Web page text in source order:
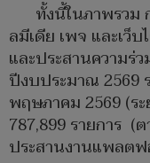
ทั้งนี้ในภาพรวม
ลมีเดีย เพจ และเว็
และประสานความ
ปีงบประมาณ 2569
พฤษภาคม 2569 (ระ
787,899 รายการ (
ประสานงานแพลตฟ